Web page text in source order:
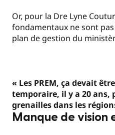
Or, pour la Dre Lyne
fondamentaux ne sont
plan de gestion du
« Les PREM, ça devait
temporaire, il y a 20 ans,
grenailles dans les
Manque de vision